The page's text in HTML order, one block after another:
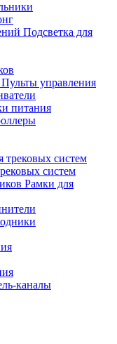
Подсветка для
Пульты управления
питания
систем
Рамки для
каналы